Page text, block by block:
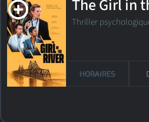
The Girl in
Thriller
HORAIRES